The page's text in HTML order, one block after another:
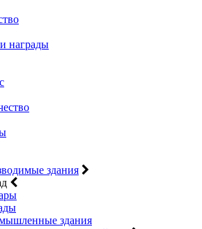
награды
здания
здания